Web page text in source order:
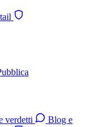
verdetti
Blog e